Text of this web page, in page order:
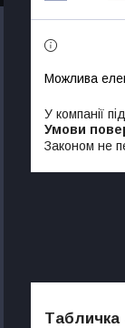
У компанії
Законом не
Табличка